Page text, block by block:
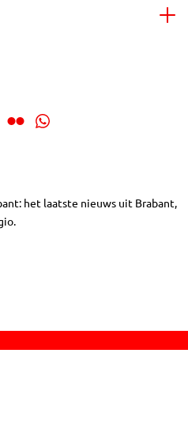
het laatste nieuws uit Brabant,